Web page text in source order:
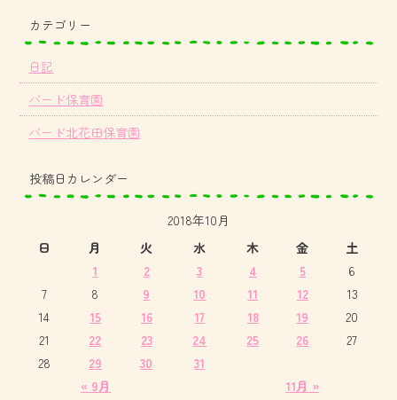
カテゴリー
日記
バード保育園
バード北花田保育園
投稿日カレンダー
2018年10月
日
月 火 水 木 金 土
« 9月 11月 »
1 2 3 4 5
6
7
8 9 10 11 12
13
14
15 16 17 18 19
20
21
22 23 24 25 26
27
28
29 30 31